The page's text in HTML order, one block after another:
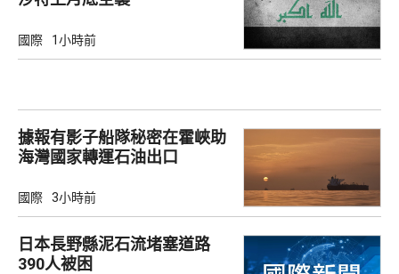
國際 1小時前
據報有影子船隊秘密在霍峽助
海灣國家轉運石油出口
國際 3小時前
日本長野縣泥石流堵塞道路
390人被困